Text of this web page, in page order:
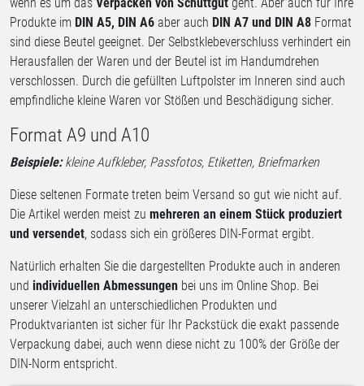
Produkte im DIN A5, DIN A6 aber auch DIN A7 und DIN A8 Format
sind diese Beutel geeignet. Der Selbstklebeverschluss verhindert ein
Herausfallen der Waren und der Beutel ist im Handumdrehen
verschlossen. Durch die gefüllten Luftpolster im Inneren sind auch
empfindliche kleine Waren vor Stößen und Beschädigung sicher.
Format A9 und A10
Beispiele:kleine Aufkleber, Passfotos, Etiketten, Briefmarken
Diese seltenen Formate treten beim Versand so gut wie nicht auf.
Die Artikel werden meist zu mehreren an einem Stück produziert
und versendet, sodass sich ein größeres DIN-Format ergibt.
Natürlich erhalten Sie die dargestellten Produkte auch in anderen
und individuellen Abmessungen bei uns im Online Shop. Bei
unserer Vielzahl an unterschiedlichen Produkten und
Produktvarianten ist sicher für Ihr Packstück die exakt passende
Verpackung dabei, auch wenn diese nicht zu 100% der Größe der
DIN-Norm entspricht.